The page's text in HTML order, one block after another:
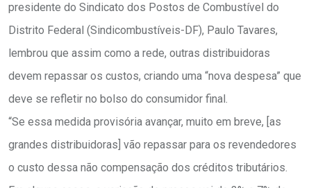
presidente do Sindicato dos Postos de Combustível do
Distrito Federal (Sindicombustíveis-DF), Paulo Tavares,
lembrou que assim como a rede, outras distribuidoras
devem repassar os custos, criando uma “nova despesa” que
deve se refletir no bolso do consumidor final.
“Se essa medida provisória avançar, muito em breve, [as
grandes distribuidoras] vão repassar para os revendedores
o custo dessa não compensação dos créditos tributários.